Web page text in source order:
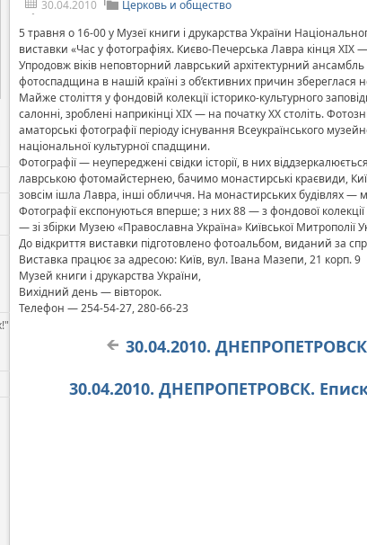
верующих
Официальная хроника
Расколы, ереси, секты
СОЦИАЛЬНОЕ
СЛУЖЕНИЕ
Церковь и власть
Церковь и общество
Церковь и СМИ
30.04.2010
Церковь и общество
5 травня о 16-00 у Музеї книги і друкарства України
виставки «Час у фотографіях. Києво-Печерська Лавра кінця XIX —
Упродовж віків неповторний лаврський архітектурний
фотоспадщина в нашій країні з об’єктивних причин збереглася
Майже століття у фондовій колекції історико-культурного
салонні, зроблені наприкінці XIX — на початку XX століть.
аматорські фотографії періоду існування Всеукраїнського
національної культурної спадщини.
Фотографії — неупереджені свідки історії, в них
лаврською фотомайстернею, бачимо монастирські краєвиди,
зовсім ішла Лавра, інші обличчя. На монастирських будівлях —
Фотографії експонуються вперше; з них 88 — з фондової
— зі збірки Музею «Православна Україна» Київської Митрополії
До відкриття виставки підготовлено фотоальбом, виданий за
Виставка працює за адресою: Київ, вул. Івана Мазепи, 21 корп. 9
Музей книги і друкарства України,
Вихідний день — вівторок.
Телефон — 254-54-27, 280-66-23
30.04.2010.
30.04.2010. ДНЕПРОПЕТРОВСК.